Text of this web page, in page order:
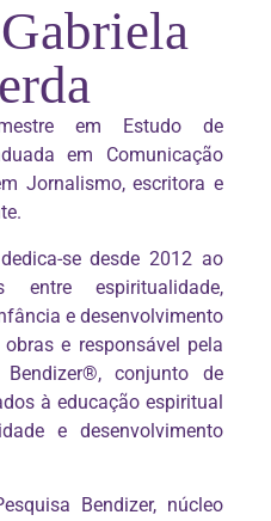
em Estudo de
em Comunicação
Jornalismo, escritora e
se desde 2012 ao
entre espiritualidade,
e desenvolvimento
e responsável pela
conjunto de
à educação espiritual
e desenvolvimento
Bendizer, núcleo